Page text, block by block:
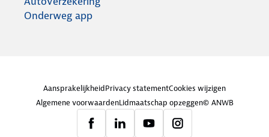
Onderweg app
AansprakelijkheidPrivacy statementCookies wijzigen
Algemene voorwaardenLidmaatschap opzeggen© ANWB